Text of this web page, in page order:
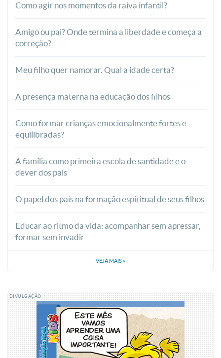
Como agir nos momentos da raiva infantil?
Amigo ou pai? Onde termina a liberdade e começa a
correção?
Meu filho quer namorar. Qual a idade certa?
A presença materna na educação dos filhos
Como formar crianças emocionalmente fortes e
equilibradas?
A família como primeira escola de santidade e o
dever dos pais
O papel dos pais na formação espiritual de seus filhos
Educar ao ritmo da vida: acompanhar sem apressar,
formar sem invadir
VEJA MAIS »
DIVULGAÇÃO